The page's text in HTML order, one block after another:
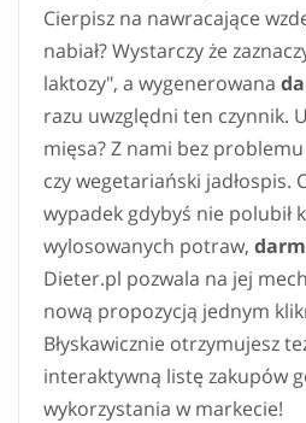
Cierpisz na nawracające
nabiał? Wystarczy że
laktozy", a wygenerowana
razu uwzględni ten czynnik.
mięsa? Z nami bez
czy wegetariański jadłospis.
wypadek gdybyś nie polubił
wylosowanych potraw,
Dieter.pl pozwala na jej
nową propozycją jednym
Błyskawicznie otrzymujesz
interaktywną listę zakupów
wykorzystania w markecie!